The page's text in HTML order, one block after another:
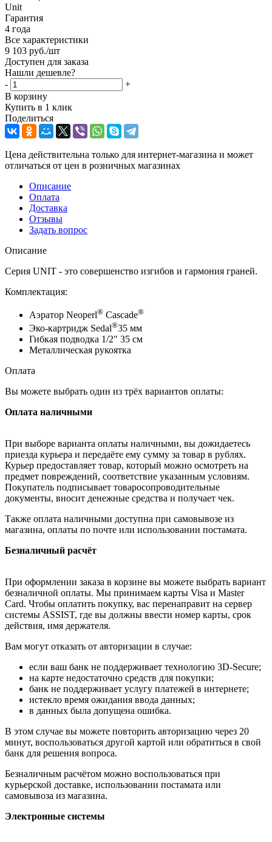
Unit
Гарантия
4 года
Все характеристики
9 103 руб./шт
Доступен для заказа
Нашли дешевле?
-
+
В корзину
Купить в 1 клик
Поделиться
Цена действительна только для интернет-магазина и может
отличаться от цен в розничных магазинах
Описание
Оплата
Доставка
Отзывы
Задать вопрос
Описание
Серия UNIT - это совершенство изгибов и гармония граней.
Комплектация:
Аэратор Neoperl® Cascade®
Эко-картридж Sedal®35 мм
Гибкая подводка 1/2" 35 см
Металлическая рукоятка
Оплата
Вы можете выбрать один из трёх вариантов оплаты:
Оплата наличными
При выборе варианта оплаты наличными, вы дожидаетесь
приезда курьера и передаёте ему сумму за товар в рублях.
Курьер предоставляет товар, который можно осмотреть на
предмет повреждений, соответствие указанным условиям.
Покупатель подписывает товаросопроводительные
документы, вносит денежные средства и получает чек.
Также оплата наличными доступна при самовывозе из
магазина, оплаты по почте или использовании постамата.
Безналичный расчёт
При оформлении заказа в корзине вы можете выбрать вариант
безналичной оплаты. Мы принимаем карты Visa и Master
Card. Чтобы оплатить покупку, вас перенаправит на сервер
системы ASSIST, где вы должны ввести номер карты, срок
действия, имя держателя.
Вам могут отказать от авторизации в случае:
если ваш банк не поддерживает технологию 3D-Secure;
на карте недостаточно средств для покупки;
банк не поддерживает услугу платежей в интернете;
истекло время ожидания ввода данных;
в данных была допущена ошибка.
В этом случае вы можете повторить авторизацию через 20
минут, воспользоваться другой картой или обратиться в свой
банк для решения вопроса.
Безналичным расчётом можно воспользоваться при
курьерской доставке, использовании постамата или
самовывоза из магазина.
Электронные системы